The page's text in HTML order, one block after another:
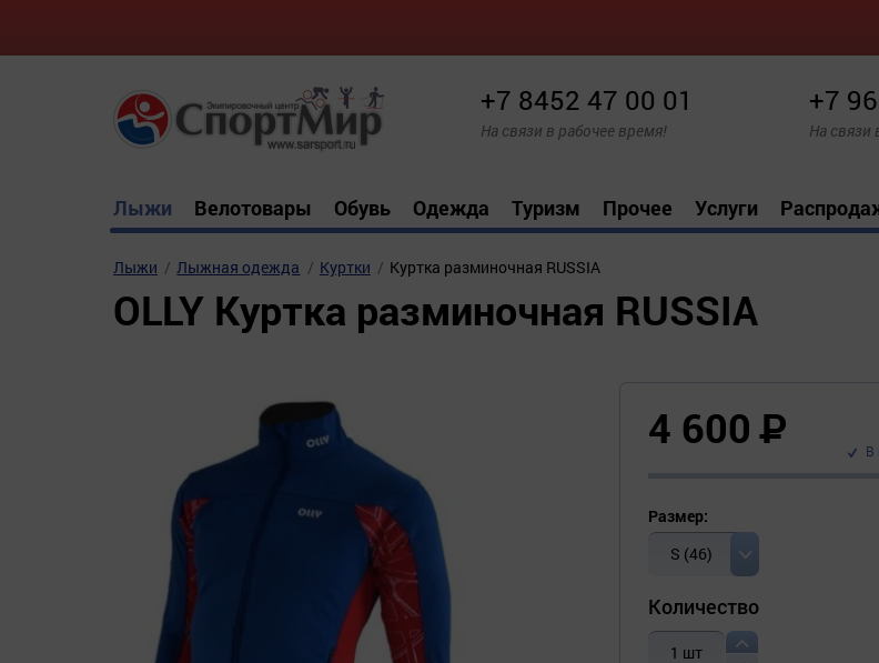
+7 8452 47 00 01
На связи в рабочее время!
+7
На связи
Лыжи Велотовары Обувь Одежда Туризм Прочее Услуги
Лыжи Лыжная одежда Куртки Куртка разминочная RUSSIA
OLLY Куртка разминочная RUSSIA
4 600Р В
Размер:
S (46)
Количество
1 шт